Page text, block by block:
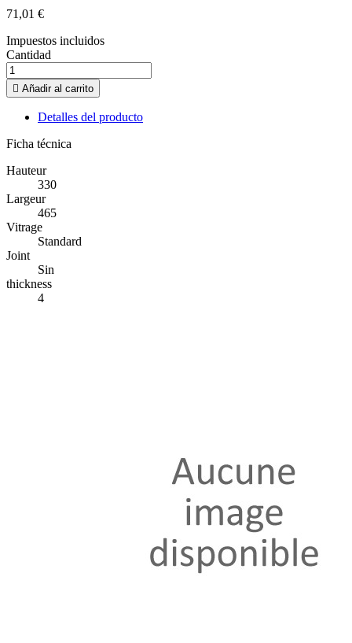
71,01 €
Impuestos incluidos
Cantidad
 Añadir al carrito
Detalles del producto
Ficha técnica
Hauteur
330
Largeur
465
Vitrage
Standard
Joint
Sin
thickness
4